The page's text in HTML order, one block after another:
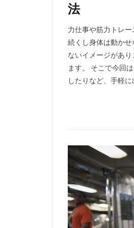
法
力仕事や筋力トレ
続くし身体は動か
ないイメージがあ
ます。 そこで今回
したりなど、手軽